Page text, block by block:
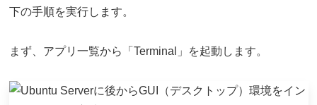
下の手順を実行します。
まず、アプリ一覧から「Terminal」を起動します。